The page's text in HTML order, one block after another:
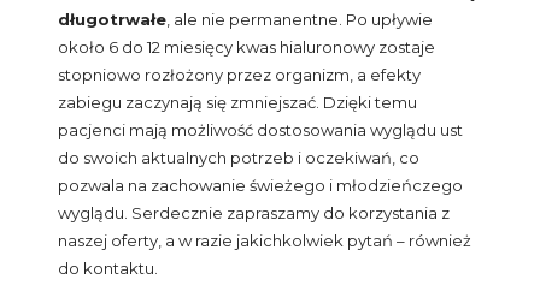
długotrwałe , ale nie permanentne. Po upływie
około 6 do 12 miesięcy kwas hialuronowy zostaje
stopniowo rozłożony przez organizm, a efekty
zabiegu zaczynają się zmniejszać. Dzięki temu
pacjenci mają możliwość dostosowania wyglądu ust
do swoich aktualnych potrzeb i oczekiwań, co
pozwala na zachowanie świeżego i młodzieńczego
wyglądu. Serdecznie zapraszamy do korzystania z
naszej oferty, a w razie jakichkolwiek pytań – również
do kontaktu.